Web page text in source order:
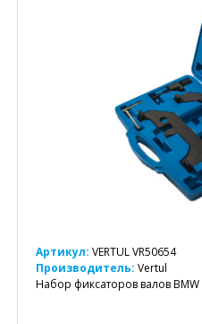
Артикул: VERTUL VR50654
Производитель: Vertul
Набор фиксаторов валов BMW